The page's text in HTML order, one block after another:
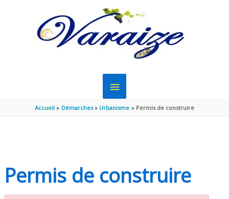
MENU
PRINCIPAL
Accueil Démarches Urbanisme Permis de construire
Permis de construire